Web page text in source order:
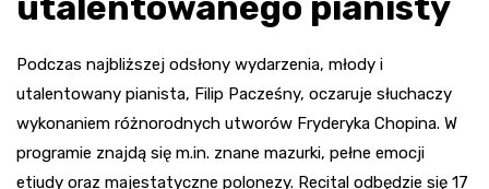
Podczas najbliższej odsłony wydarzenia, młody i
utalentowany pianista, Filip Pacześny, oczaruje słuchaczy
wykonaniem różnorodnych utworów Fryderyka Chopina. W
programie znajdą się m.in. znane mazurki, pełne emocji
etiudy oraz majestatyczne polonezy. Recital odbędzie się 17